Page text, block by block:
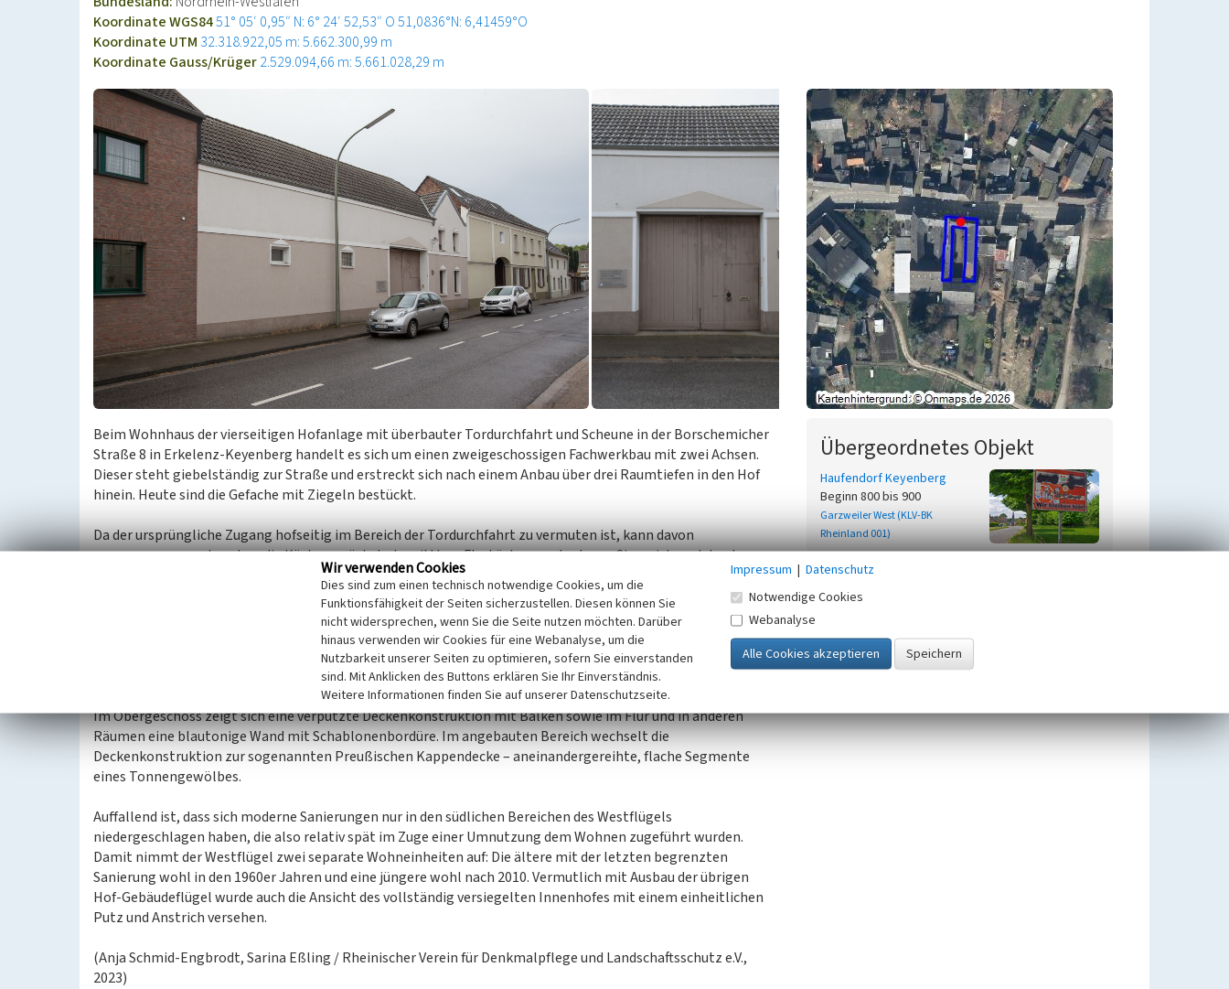
Koordinate WGS8451° 05′ 0,95″ N: 6° 24′ 52,53″ O51,0836°N: 6,41459°O
Koordinate UTM 32.318.922,05 m: 5.662.300,99 m
Koordinate Gauss/Krüger2.529.094,66 m: 5.661.028,29 m
Beim Wohnhaus der vierseitigen Hofanlage mit überbauter Tordurchfahrt und Scheune in der Borschemicher
Straße 8 in Erkelenz-Keyenberg handelt es sich um einen zweigeschossigen Fachwerkbau mit zwei Achsen.
Dieser steht giebelständig zur Straße und erstreckt sich nach einem Anbau über drei Raumtiefen in den Hof
hinein. Heute sind die Gefache mit Ziegeln bestückt.
Da der ursprüngliche Zugang hofseitig im Bereich der Tordurchfahrt zu vermuten ist, kann davon
ausgegangen werden, dass die Küche zunächst als mittlere Flurküche angelegt war. Sie weist noch heute
einen Anschluss an einen Kamin und einen Zugang zum Obergeschoss sowie einen Fußbodenbelag aus
gemusterten, mehrfarbigen Feinsteinzeugfliesen mit einem ausgebildeten Rahmen auf. Die Decke in diesem
Raum wurde abgehängt, während die Holztreppe und die Türblätter noch aus dem frühen 20. Jahrhundert
stammen. Über der Tür zum Wohnzimmer ließ sich eine Schablonenmalerei mit abschließender Bordüre der
späten 1920er Jahre und eine darunterliegende kräftig hellblaue Wand freilegen. Auch im Wohnzimmer
konnten ältere Tapeten freigelegt werden, die bis in die 1920er Jahre zurückführbar sind.
Im Obergeschoss zeigt sich eine verputzte Deckenkonstruktion mit Balken sowie im Flur und in anderen
Räumen eine blautonige Wand mit Schablonenbordüre. Im angebauten Bereich wechselt die
Deckenkonstruktion zur sogenannten Preußischen Kappendecke – aneinandergereihte, flache Segmente
eines Tonnengewölbes.
Auffallend ist, dass sich moderne Sanierungen nur in den südlichen Bereichen des Westflügels
niedergeschlagen haben, die also relativ spät im Zuge einer Umnutzung dem Wohnen zugeführt wurden.
Damit nimmt der Westflügel zwei separate Wohneinheiten auf: Die ältere mit der letzten begrenzten
Sanierung wohl in den 1960er Jahren und eine jüngere wohl nach 2010. Vermutlich mit Ausbau der übrigen
Hof-Gebäudeflügel wurde auch die Ansicht des vollständig versiegelten Innenhofes mit einem einheitlichen
Putz und Anstrich versehen.
(Anja Schmid-Engbrodt, Sarina Eßling / Rheinischer Verein für Denkmalpflege und Landschaftsschutz e.V.,
2023)
Übergeordnetes Objekt
Haufendorf Keyenberg
Beginn 800 bis 900
Garzweiler West (KLV-BK
Rheinland 001)
Wir verwenden Cookies
Dies sind zum einen technisch notwendige Cookies, um die
Funktionsfähigkeit der Seiten sicherzustellen. Diesen können Sie
nicht widersprechen, wenn Sie die Seite nutzen möchten. Darüber
hinaus verwenden wir Cookies für eine Webanalyse, um die
Nutzbarkeit unserer Seiten zu optimieren, sofern Sie einverstanden
sind. Mit Anklicken des Buttons erklären Sie Ihr Einverständnis.
Weitere Informationen finden Sie auf unserer Datenschutzseite.
Impressum | Datenschutz
Notwendige Cookies
Webanalyse